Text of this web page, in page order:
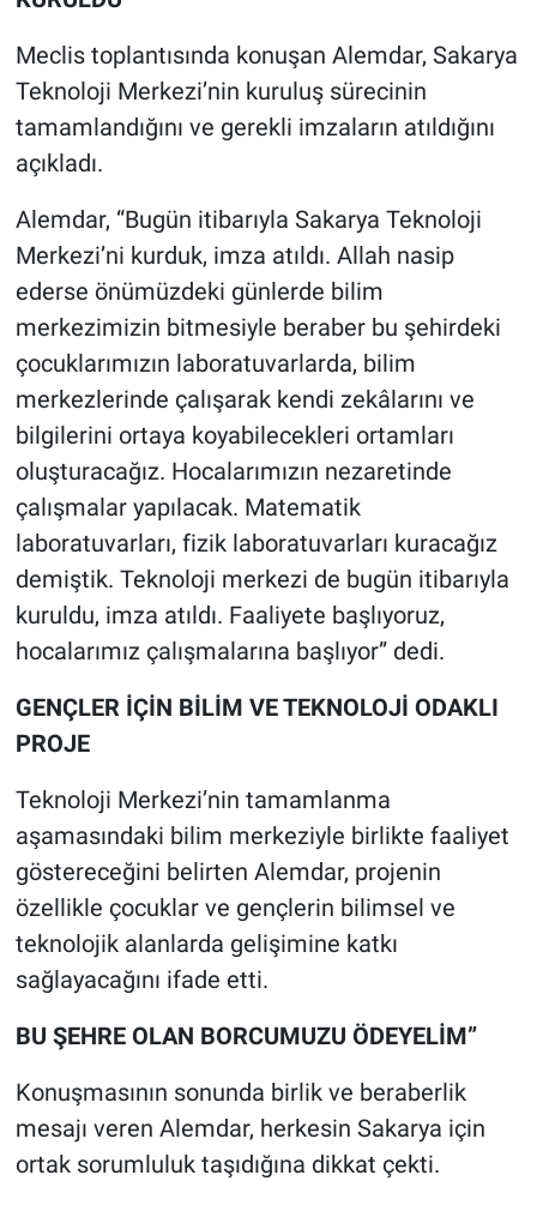
Meclis toplantısında konuşan Alemdar, Sakarya
Teknoloji Merkezi’nin kuruluş sürecinin
tamamlandığını ve gerekli imzaların atıldığını
açıkladı.
Alemdar, “Bugün itibarıyla Sakarya Teknoloji
Merkezi’ni kurduk, imza atıldı. Allah nasip
ederse önümüzdeki günlerde bilim
merkezimizin bitmesiyle beraber bu şehirdeki
çocuklarımızın laboratuvarlarda, bilim
merkezlerinde çalışarak kendi zekâlarını ve
bilgilerini ortaya koyabilecekleri ortamları
oluşturacağız. Hocalarımızın nezaretinde
çalışmalar yapılacak. Matematik
laboratuvarları, fizik laboratuvarları kuracağız
demiştik. Teknoloji merkezi de bugün itibarıyla
kuruldu, imza atıldı. Faaliyete başlıyoruz,
hocalarımız çalışmalarına başlıyor” dedi.
GENÇLER İÇİN BİLİM VE TEKNOLOJİ ODAKLI
PROJE
Teknoloji Merkezi’nin tamamlanma
aşamasındaki bilim merkeziyle birlikte faaliyet
göstereceğini belirten Alemdar, projenin
özellikle çocuklar ve gençlerin bilimsel ve
teknolojik alanlarda gelişimine katkı
sağlayacağını ifade etti.
BU ŞEHRE OLAN BORCUMUZU ÖDEYELİM”
Konuşmasının sonunda birlik ve beraberlik
mesajı veren Alemdar, herkesin Sakarya için
ortak sorumluluk taşıdığına dikkat çekti.